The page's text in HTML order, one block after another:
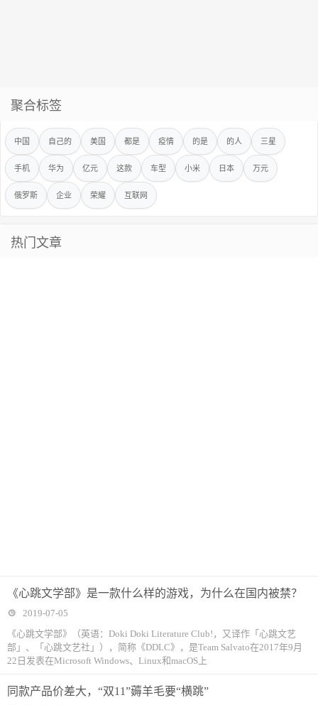
聚合标签
中国 自己的 美国 都是 疫情 的是 的人 三星
手机 华为 亿元 这款 车型 小米 日本 万元
俄罗斯 企业 荣耀 互联网
热门文章
《心跳文学部》是一款什么样的游戏，为什么在国内被禁？
2019-07-05
《心跳文学部》（英语：Doki Doki Literature Club!，又译作「心跳文艺
部」、「心跳文艺社」），简称《DDLC》，是Team Salvato在2017年9月
22日发表在Microsoft Windows、Linux和macOS上
同款产品价差大，“双11”薅羊毛要“横跳”